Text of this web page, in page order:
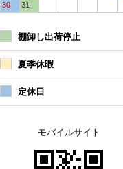
30
31
棚卸し出荷停止
夏季休暇
定休日
モバイルサイト